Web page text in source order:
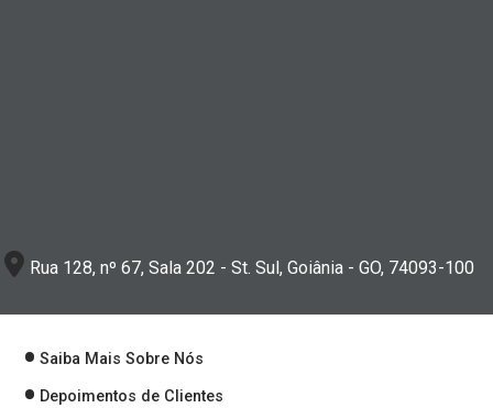
Rua 128, nº 67, Sala 202 - St. Sul, Goiânia - GO, 74093-100
Saiba Mais Sobre Nós
Depoimentos de Clientes